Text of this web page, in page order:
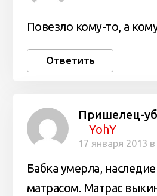
Повезло кому-то, а
Ответить
Пришелец-
YohY
17 января 2013 в
Бабка умерла,
матрасом. Матрас